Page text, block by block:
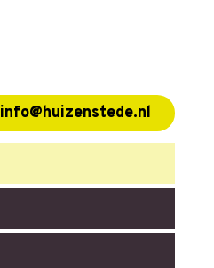
info@huizenstede.nl